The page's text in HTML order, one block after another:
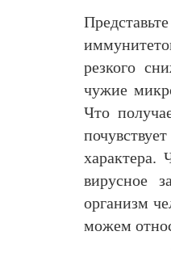
резкого
чужие
Что
характера.
вирусное
организм
можем